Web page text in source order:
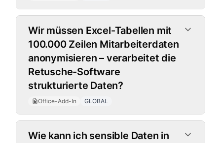
Wir müssen Excel-Tabellen mit
100.000 Zeilen Mitarbeiterdaten
anonymisieren – verarbeitet die
Retusche-Software
strukturierte Daten?
Office-Add-In GLOBAL
Wie kann ich sensible Daten in